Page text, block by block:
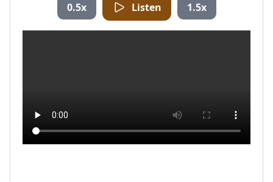
0.5x Listen 1.5x